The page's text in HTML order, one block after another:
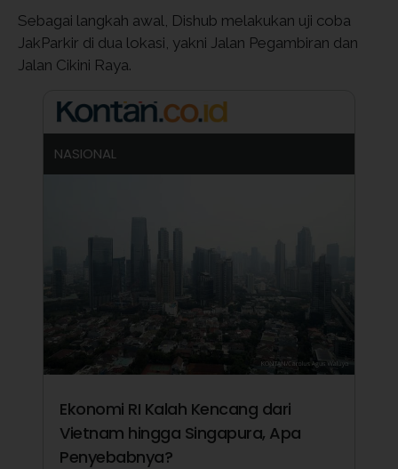
Sebagai langkah awal, Dishub melakukan uji coba
JakParkir di dua lokasi, yakni Jalan Pegambiran dan
Jalan Cikini Raya.
NASIONAL
Ekonomi RI Kalah Kencang dari
Vietnam hingga Singapura, Apa
Penyebabnya?